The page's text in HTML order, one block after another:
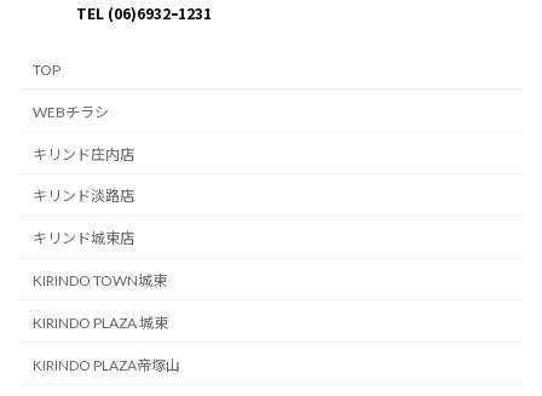
TEL (06)6932ｰ1231
TOP
WEBチラシ
キリンド庄内店
キリンド淡路店
キリンド城東店
KIRINDO TOWN城東
KIRINDO PLAZA 城東
KIRINDO PLAZA帝塚山